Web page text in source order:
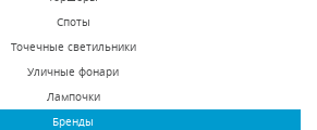
Споты
Точечные светильники
Уличные фонари
Лампочки
Бренды